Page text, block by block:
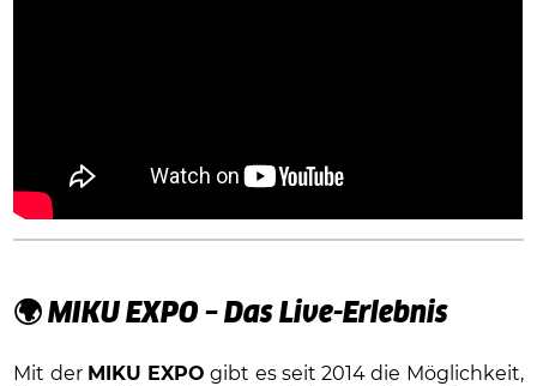
🌍 MIKU EXPO – Das Live-Erlebnis
Mit der MIKU EXPO gibt es seit 2014 die Möglichkeit,